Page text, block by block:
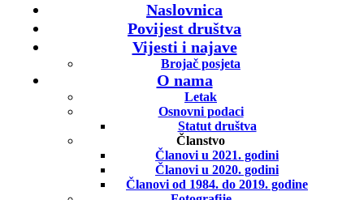
Naslovnica
Povijest društva
Vijesti i najave
Brojač posjeta
O nama
Letak
Osnovni podaci
Statut društva
Članstvo
Članovi u 2021. godini
Članovi u 2020. godini
Članovi od 1984. do 2019. godine